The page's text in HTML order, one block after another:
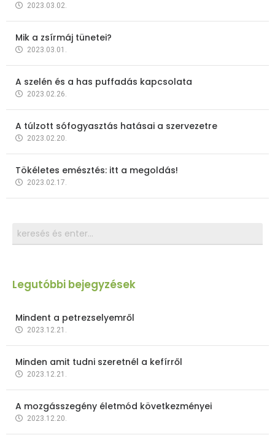
2023.03.02.
Mik a zsírmáj tünetei?
2023.03.01.
A szelén és a has puffadás kapcsolata
2023.02.26.
A túlzott sófogyasztás hatásai a szervezetre
2023.02.20.
Tökéletes emésztés: itt a megoldás!
2023.02.17.
Legutóbbi bejegyzések
Mindent a petrezselyemről
2023.12.21.
Minden amit tudni szeretnél a kefírről
2023.12.21.
A mozgásszegény életmód következményei
2023.12.20.